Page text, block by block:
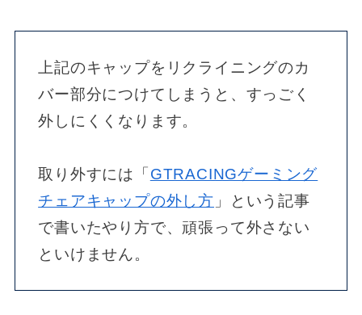
上記のキャップをリクライニングのカ
バー部分につけてしまうと、すっごく
外しにくくなります。
取り外すには「 GTRACINGゲーミング
チェアキャップの外し方 」という記事
で書いたやり方で、頑張って外さない
といけません。